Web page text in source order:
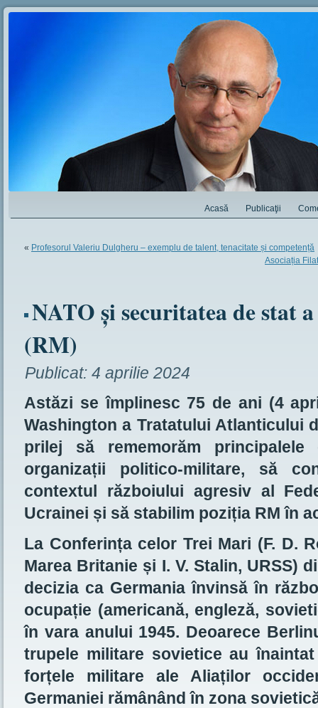
Acasă Publicaţii
« Profesorul Valeriu Dulgheru – exemplu de talent, tenacitate și competență
Asociația
NATO și securitatea de stat
(RM)
Publicat: 4 aprilie 2024
Astăzi se împlinesc 75 de ani (4
Washington a Tratatului Atlanticului
prilej să rememorăm
organizații politico-militare, să
contextul războiului agresiv al
Ucrainei și să stabilim poziția RM în
La Conferința celor Trei Mari (F. D.
Marea Britanie și I. V. Stalin, URSS)
decizia ca Germania învinsă în
ocupație (americană, engleză,
în vara anului 1945. Deoarece
trupele militare sovietice au
forțele militare ale Aliaților
Germaniei rămânând în zona